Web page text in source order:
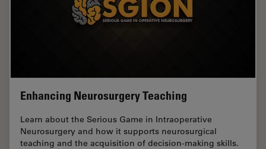
Enhancing Neurosurgery Teaching
Learn about the Serious Game in Intraoperative
Neurosurgery and how it supports neurosurgical
teaching and the acquisition of decision-making skills.